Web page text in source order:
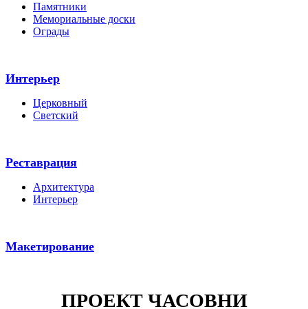
Памятники
Мемориальные доски
Ограды
Интерьер
Церковный
Светский
Реставрация
Архитектура
Интерьер
Макетирование
ПРОЕКТ ЧАСОВНИ